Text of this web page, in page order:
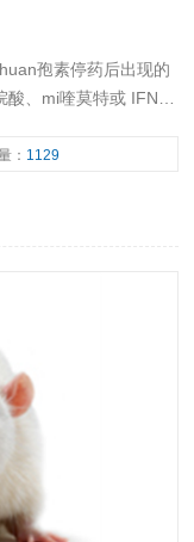
孢素停药后出现的
、mi喹莫特或 IFN-γ
生策略。
： 1129